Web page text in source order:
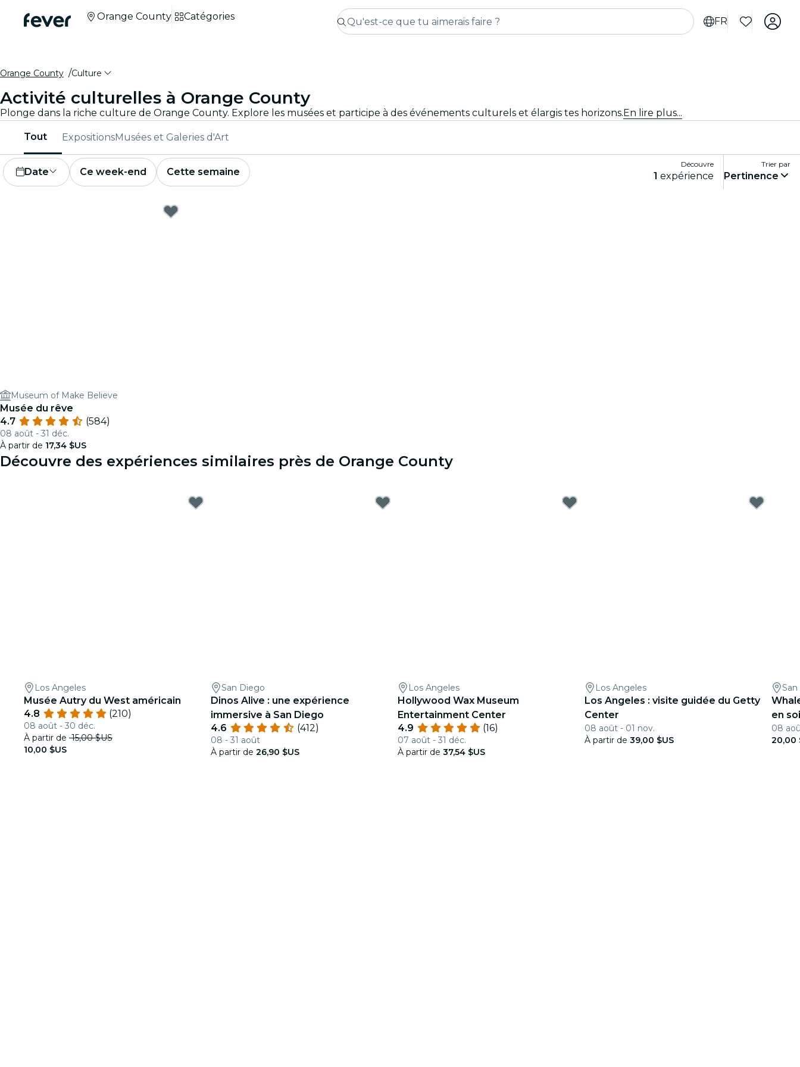
FR
Orange County Catégories
Orange County Culture
Activité culturelles à Orange County
Plonge dans la riche culture de Orange County. Explore les musées et participe à des événements culturels et élargis tes horizons.En lire plus...
Tout ExpositionsMusées et Galeries d'Art
Date Ce week-end Cette semaine
Découvre
1 expérience
Trier par
Pertinence
Museum of Make Believe
Musée du rêve
4.7
(584)
08 août - 31 déc.
À partir de 17,34 $US
Découvre des expériences similaires près de Orange County
Los Angeles
Musée Autry du West américain
4.8
(210)
08 août - 30 déc.
À partir de 15,00 $US
10,00 $US
San Diego
Dinos Alive : une expérience
immersive à San Diego
4.6
(412)
08 - 31 août
À partir de 26,90 $US
Los Angeles
Hollywood Wax Museum
Entertainment Center
4.9
(16)
07 août - 31 déc.
À partir de 37,54 $US
Los Angeles
Los Angeles : visite guidée du Getty
Center
08 août - 01 nov.
À partir de 39,00 $US
en
08
20,00